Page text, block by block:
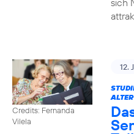
sich
Credits: Fernanda
Vilela
12.